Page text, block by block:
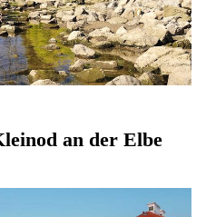
an der Elbe